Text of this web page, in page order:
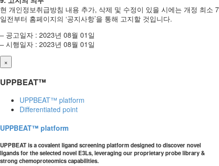
현 개인정보취급방침 내용 추가, 삭제 및 수정이 있을 시에는 개정 최소 7
일전부터 홈페이지의 ‘공지사항’을 통해 고지할 것입니다.
– 공고일자 : 2023년 08월 01일
– 시행일자 : 2023년 08월 01일
×
UPPBEAT™
UPPBEAT™ platform
Differentiated point
UPPBEAT™ platform
UPPBEAT is a covalent ligand screening platform designed to discover novel
ligands for the selected novel E3Ls, leveraging our proprietary probe library &
strong chemoproteomics capabilities.